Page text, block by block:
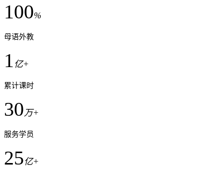
100%
母语外教
1 亿+
累计课时
30万+
服务学员
25亿+